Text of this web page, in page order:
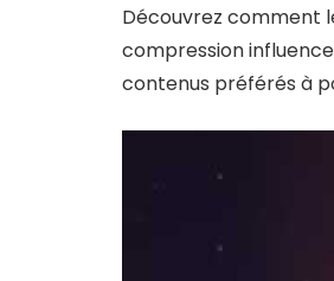
Découvrez comment
compression
contenus préférés à